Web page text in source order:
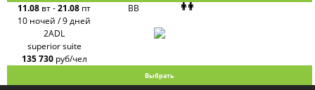
11.08 вт-21.08 пт
10 ночей / 9 дней
BB
2ADL
superior suite
135 730 руб/чел
Выбрать